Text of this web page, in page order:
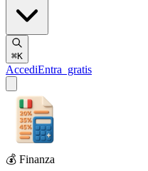
⌘K
AccediEntra gratis
💰 Finanza